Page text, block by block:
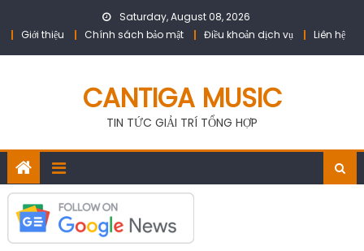
Saturday, August 08, 2026
Giới thiệu
Chính sách bảo mật Điều khoản dịch vụ Liên hệ
CANTIGA MUSIC
TIN TỨC GIẢI TRÍ TỔNG HỢP